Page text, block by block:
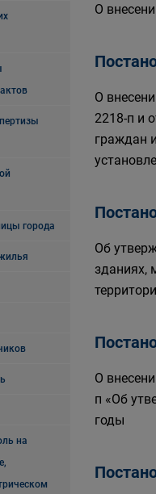
города
на
О
О
2218-п и
граждан
Об
зданиях,
О
п «Об
годы